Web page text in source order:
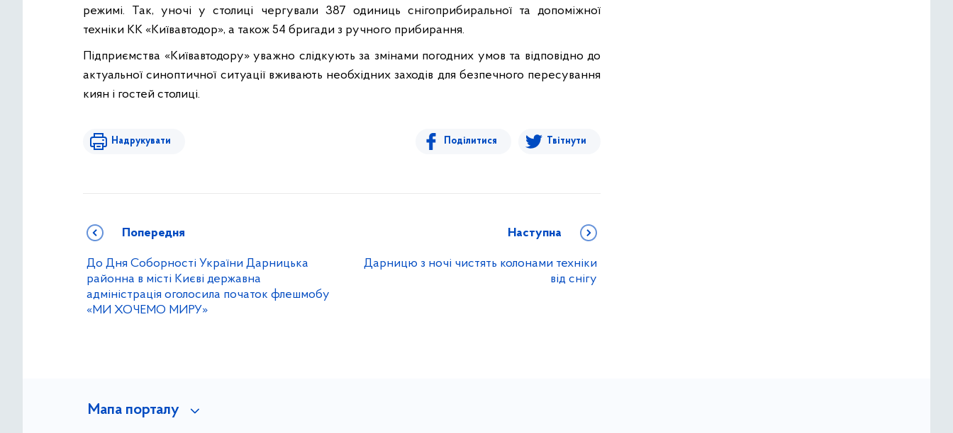
режимі. Так, уночі у столиці чергували 387 одиниць снігоприбиральної та допоміжної
техніки КК «Київавтодор», а також 54 бригади з ручного прибирання.
Підприємства «Київавтодору» уважно слідкують за змінами погодних умов та відповідно до
актуальної синоптичної ситуації вживають необхідних заходів для безпечного пересування
киян і гостей столиці.
Надрукувати Поділитися Твітнути
Попередня
До Дня Соборності України Дарницька
районна в місті Києві державна
адміністрація оголосила початок флешмобу
«МИ ХОЧЕМО МИРУ»
Наступна
Дарницю з ночі чистять колонами техніки
від снігу
Мапа порталу